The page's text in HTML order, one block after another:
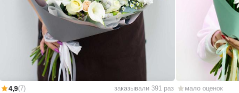
4,9(7) заказывали 391 раз мало оценок